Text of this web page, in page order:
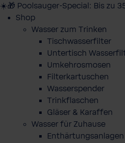
☀️🎁 Poolsauger-Special: Bis zu
Shop
Wasser zum Trinken
Tischwasserfilter
Untertisch
Umkehrosmosen
Filterkartuschen
Wasserspender
Trinkflaschen
Gläser & Karaffen
Wasser für Zuhause
Enthärtungsanlagen